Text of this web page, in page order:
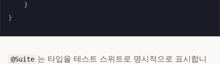
}
}
@Suite 는 타입을 테스트 스위트로 명시적으로 표시합니